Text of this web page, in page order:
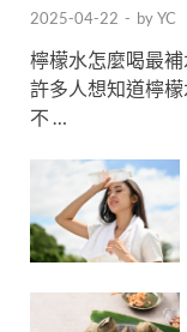
2025-04-22 - byYC
檸檬水怎麼喝最
許多人想知道檸
不 …